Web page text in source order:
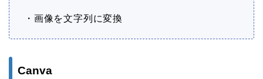
・画像を文字列に変換
Canva